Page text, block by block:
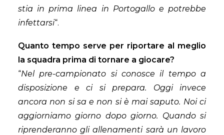
stia in prima linea in Portogallo e potrebbe
infettarsi“.
Quanto tempo serve per riportare al meglio
la squadra prima di tornare a giocare?
“Nel pre-campionato si conosce il tempo a
disposizione e ci si prepara. Oggi invece
ancora non si sa e non si è mai saputo. Noi ci
aggiorniamo giorno dopo giorno. Quando si
riprenderanno gli allenamenti sarà un lavoro